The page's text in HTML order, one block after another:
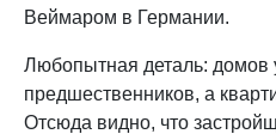
Веймаром в Германии.
Любопытная деталь:
предшественников, а
Отсюда видно, что